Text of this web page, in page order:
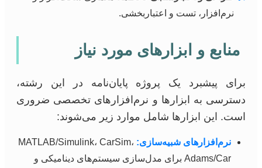
نرم‌افزار، تست و اعتباربخشی.
منابع و ابزارهای مورد نیاز
برای پیشبرد یک پروژه پایان‌نامه در این رشته،
دسترسی به ابزارها و نرم‌افزارهای تخصصی ضروری
است. این ابزارها شامل موارد زیر می‌شوند:
نرم‌افزارهای شبیه‌سازی: MATLAB/Simulink، CarSim،
Adams/Car برای مدل‌سازی سیستم‌های دینامیکی و